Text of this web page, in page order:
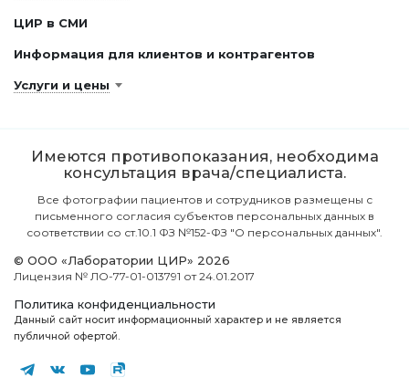
ЦИР в СМИ
Информация для клиентов и контрагентов
Услуги и цены
Имеются противопоказания, необходима
консультация врача/специалиста.
Все фотографии пациентов и сотрудников размещены с
письменного согласия субъектов персональных данных в
соответствии со ст.10.1 ФЗ №152-ФЗ "О персональных данных".
© ООО «Лаборатории ЦИР» 2026
Лицензия № ЛО-77-01-013791 от 24.01.2017
Политика конфиденциальности
Данный сайт носит информационный характер и не является
публичной офертой.